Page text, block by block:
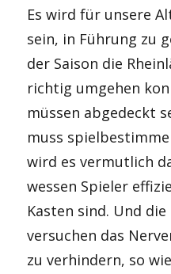
Es wird für unsere
sein, in Führung zu
der Saison die
richtig umgehen
müssen abgedeckt
muss
wird es vermutlich
wessen Spieler
Kasten sind. Und
versuchen das
zu verhindern, so